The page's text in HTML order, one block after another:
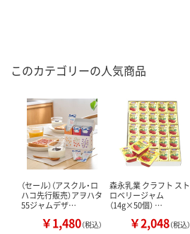
このカテゴリーの人気商品
（セール）（アスクル・ロ
ハコ先行販売）アヲハタ
55ジャムデザ…
￥1,480（税込）
森永乳業 クラフト スト
ロベリージャム
（14g×50個） …
￥2,048（税込）